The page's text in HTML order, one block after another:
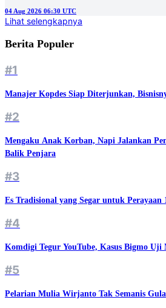
04 Aug 2026 06:30 UTC
Lihat selengkapnya
Berita Populer
#1
Manajer Kopdes Siap Diterjunkan,
#2
Mengaku Anak Korban, Napi Jalankan
Balik Penjara
#3
Es Tradisional yang Segar untuk Perayaan
#4
Komdigi Tegur YouTube, Kasus Bigmo Uji
#5
Pelarian Mulia Wirjanto Tak Semanis Gula